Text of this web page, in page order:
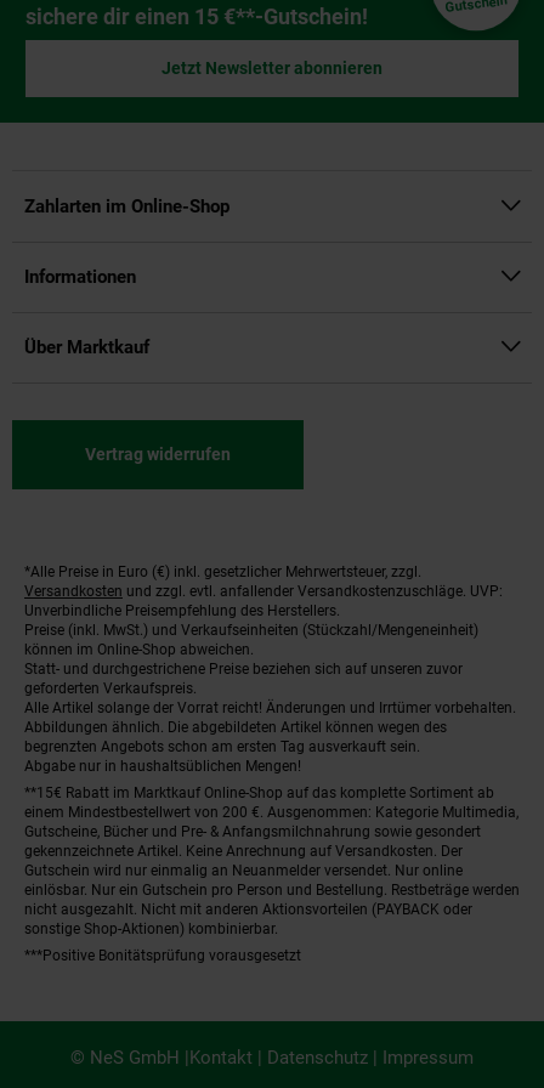
sichere dir einen 15 €**-Gutschein!
Jetzt Newsletter abonnieren
Zahlarten im Online-Shop
Informationen
Über Marktkauf
Vertrag widerrufen
Fußnoten
*Alle Preise in Euro (€) inkl. gesetzlicher Mehrwertsteuer, zzgl.
Versandkosten und zzgl. evtl. anfallender Versandkostenzuschläge. UVP:
Unverbindliche Preisempfehlung des Herstellers.
Preise (inkl. MwSt.) und Verkaufseinheiten (Stückzahl/Mengeneinheit)
können im Online-Shop abweichen.
Statt- und durchgestrichene Preise beziehen sich auf unseren zuvor
geforderten Verkaufspreis.
Alle Artikel solange der Vorrat reicht! Änderungen und Irrtümer vorbehalten.
Abbildungen ähnlich. Die abgebildeten Artikel können wegen des
begrenzten Angebots schon am ersten Tag ausverkauft sein.
Abgabe nur in haushaltsüblichen Mengen!
**15€ Rabatt im Marktkauf Online-Shop auf das komplette Sortiment ab
einem Mindestbestellwert von 200 €. Ausgenommen: Kategorie Multimedia,
Gutscheine, Bücher und Pre- & Anfangsmilchnahrung sowie gesondert
gekennzeichnete Artikel. Keine Anrechnung auf Versandkosten. Der
Gutschein wird nur einmalig an Neuanmelder versendet. Nur online
einlösbar. Nur ein Gutschein pro Person und Bestellung. Restbeträge werden
nicht ausgezahlt. Nicht mit anderen Aktionsvorteilen (PAYBACK oder
sonstige Shop-Aktionen) kombinierbar.
***Positive Bonitätsprüfung vorausgesetzt
© NeS GmbH |Kontakt | Datenschutz | Impressum